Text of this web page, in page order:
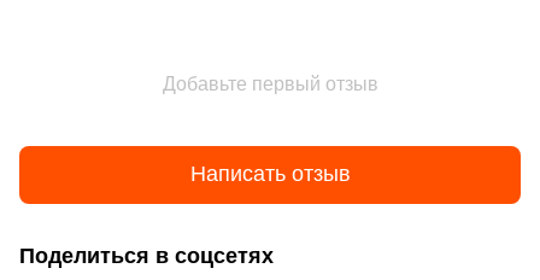
Добавьте первый отзыв
Написать отзыв
Поделиться в соцсетях